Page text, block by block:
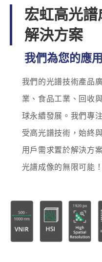
宏虹高光
解決方案
我們為您的應
我們的光譜技術產品
業、食品工業、回收
球永續發展。我們專
受高光譜技術，始終
用戶需求置於解決方
光譜成像的無限可能！